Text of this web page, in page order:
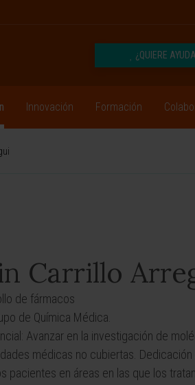
¿QUIERE
Innovación Formación
Carrillo
de fármacos
de Química Médica.
Avanzar en la investigación de
médicas no cubiertas.
pacientes en áreas en las que los